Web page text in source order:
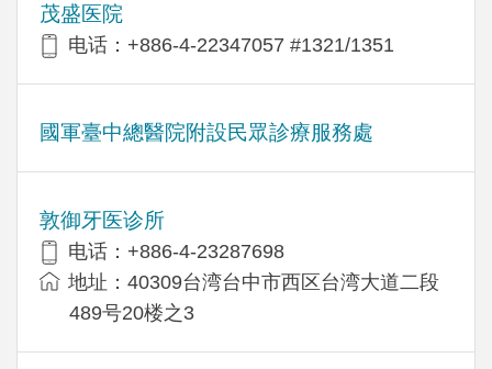
茂盛医院
电话：+886-4-22347057 #1321/1351
國軍臺中總醫院附設民眾診療服務處
敦御牙医诊所
电话：+886-4-23287698
地址：40309台湾台中市西区台湾大道二段
489号20楼之3